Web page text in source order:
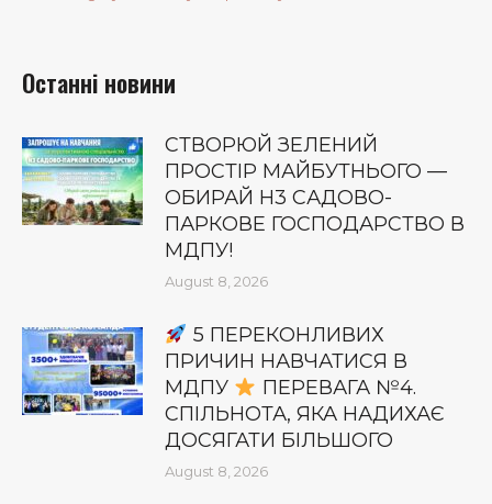
Останні новини
СТВОРЮЙ ЗЕЛЕНИЙ
ПРОСТІР МАЙБУТНЬОГО —
ОБИРАЙ Н3 САДОВО-
ПАРКОВЕ ГОСПОДАРСТВО В
МДПУ!
August 8, 2026
5 ПЕРЕКОНЛИВИХ
ПРИЧИН НАВЧАТИСЯ В
МДПУ
ПЕРЕВАГА №4.
СПІЛЬНОТА, ЯКА НАДИХАЄ
ДОСЯГАТИ БІЛЬШОГО
August 8, 2026